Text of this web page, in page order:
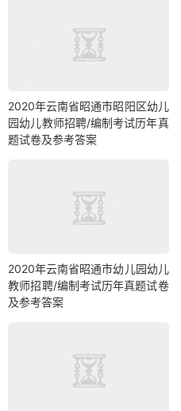
2020年云南省昭通市昭阳区幼儿
园幼儿教师招聘/编制考试历年真
题试卷及参考答案
2020年云南省昭通市幼儿园幼儿
教师招聘/编制考试历年真题试卷
及参考答案